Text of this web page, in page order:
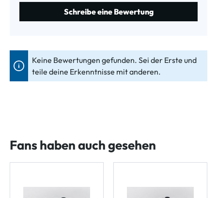
Schreibe eine Bewertung
Keine Bewertungen gefunden. Sei der Erste und
teile deine Erkenntnisse mit anderen.
Fans haben auch gesehen